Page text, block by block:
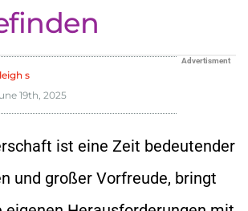
Advertisment
s
19th, 2025
ist eine Zeit bedeutender
und großer Vorfreude, bringt